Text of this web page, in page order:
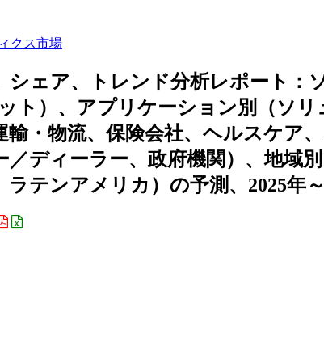
クス市場
ェア、トレンド分析レポート：
ト）、アプリケーション別（ソリ
・物流、保険会社、ヘルスケア
ディーラー、政府機関）、地域別
テンアメリカ）の予測、2025年